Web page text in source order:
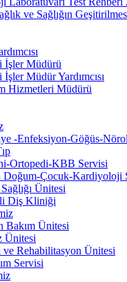
ve Sağlığın
İşler Müdürü
Müdür Yardımcısı
Hizmetleri Müdürü
-Enfeksiyon-Göğüs-
Ortopedi-KBB Servisi
Doğum-Çocuk-Kardiyoloji
Ünitesi
Diş Kliniği
Bakım Ünitesi
Ünitesi
Rehabilitasyon Ünitesi
Servisi